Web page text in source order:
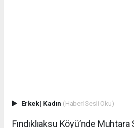
Erkek| Kadın (Haberi Sesli Oku)
Fındıklıaksu Köyü’nde